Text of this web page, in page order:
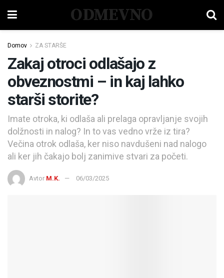
ODMEVNO
Domov ZA STARŠE
Zakaj otroci odlašajo z
obveznostmi – in kaj lahko
starši storite?
Imate otroka, ki odlaša ali prelaga opravljanje svojih
dolžnosti in nalog? In to vas vedno vrže iz tira?
Večina otrok odlaša, ker niso navdušeni nad nalogo
ali ker jih čakajo bolj zanimive stvari za početi.
Avtor M.K. 06/03/2025